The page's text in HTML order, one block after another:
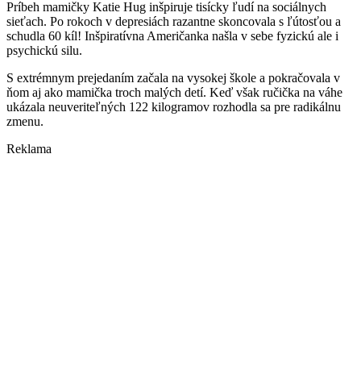
Príbeh mamičky Katie Hug inšpiruje tisícky ľudí na sociálnych
sieťach. Po rokoch v depresiách razantne skoncovala s ľútosťou a
schudla 60 kíl! Inšpiratívna Američanka našla v sebe fyzickú ale i
psychickú silu.
S extrémnym prejedaním začala na vysokej škole a pokračovala v
ňom aj ako mamička troch malých detí. Keď však ručička na váhe
ukázala neuveriteľných 122 kilogramov rozhodla sa pre radikálnu
zmenu.
Reklama